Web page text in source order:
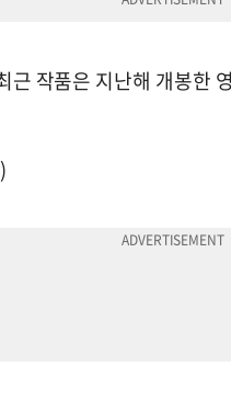
작품은 지난해 개봉한
)